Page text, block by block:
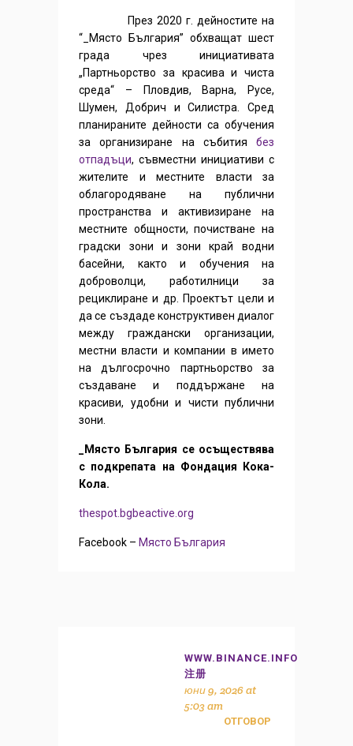
През 2020 г. дейностите на
“_Място България” обхващат шест
града чрез инициативата
„Партньорство за красива и чиста
среда“ – Пловдив, Варна, Русе,
Шумен, Добрич и Силистра. Сред
планираните дейности са обучения
за организиране на събития без
отпадъци, съвместни инициативи с
жителите и местните власти за
облагородяване на публични
пространства и активизиране на
местните общности, почистване на
градски зони и зони край водни
басейни, както и обучения на
доброволци, работилници за
рециклиране и др. Проектът цели и
да се създаде конструктивен диалог
между граждански организации,
местни власти и компании в името
на дългосрочно партньорство за
създаване и поддържане на
красиви, удобни и чисти публични
зони.
_Място България се осъществява
с подкрепата на Фондация Кока-
Кола.
thespot.bgbeactive.org
Facebook – Място България
WWW.BINANCE.INFO
注册
юни 9, 2026 at
5:03 am
ОТГОВОР